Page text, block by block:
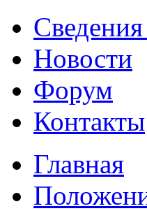
Новости
Форум
Контакты
Главная